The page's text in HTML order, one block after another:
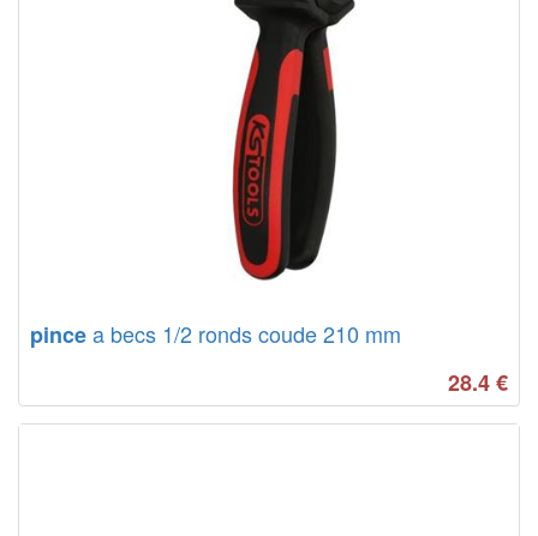
pincea becs 1/2 ronds coude 210 mm
28.4€